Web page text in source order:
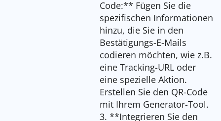
Code:** Fügen Sie die
spezifischen Informationen
hinzu, die Sie in den
Bestätigungs-E-Mails
codieren möchten, wie z.B.
eine Tracking-URL oder
eine spezielle Aktion.
Erstellen Sie den QR-Code
mit Ihrem Generator-Tool.
3. **Integrieren Sie den